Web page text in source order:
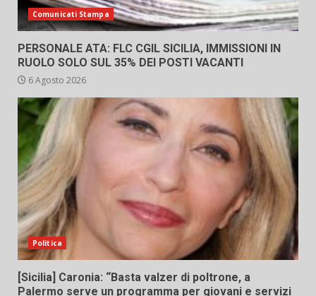
Comunicati Stampa
PERSONALE ATA: FLC CGIL SICILIA, IMMISSIONI IN
RUOLO SOLO SUL 35% DEI POSTI VACANTI
6 Agosto 2026
Politica
[Sicilia] Caronia: “Basta valzer di poltrone, a
Palermo serve un programma per giovani e servizi